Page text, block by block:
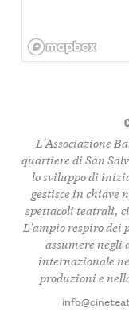
L'Associazione
quartiere di San
lo sviluppo di
gestisce in chiave
spettacoli teatrali,
L'ampio respiro dei
assumere negli
internazionale
produzioni e